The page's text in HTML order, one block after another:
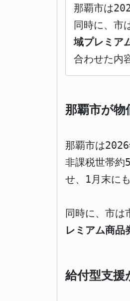
那覇市は
同時に、市
域プレミア
合わせた内
那覇市が
那覇市は
非課税世帯約
せ、1月末に
同時に、市は
レミアム商品
給付型支援